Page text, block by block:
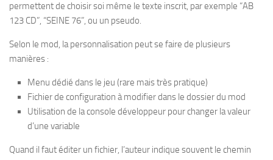
permettent de choisir soi même le texte inscrit, par exemple “AB
123 CD”, “SEINE 76”, ou un pseudo.
Selon le mod, la personnalisation peut se faire de plusieurs
manières :
Menu dédié dans le jeu (rare mais très pratique)
Fichier de configuration à modifier dans le dossier du mod
Utilisation de la console développeur pour changer la valeur
d’une variable
Quand il faut éditer un fichier, l’auteur indique souvent le chemin